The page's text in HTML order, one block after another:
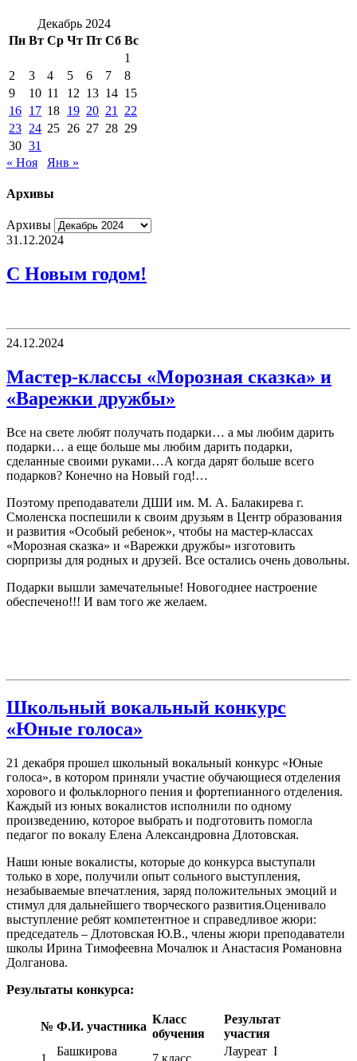
Декабрь 2024
Пн Вт Ср Чт Пт Сб Вс
1
2
3 4 5 6 7
8
9
10 11 12 13 14 15
16 17 18 19 20 21
22
23 24 25 26 27 28 29
30 31
« Ноя
Янв »
Архивы
Архивы
31.12.2024
С Новым годом!
24.12.2024
Мастер-классы «Морозная сказка» и
«Варежки дружбы»
Все на свете любят получать подарки… а мы любим дарить
подарки… а еще больше мы любим дарить подарки,
сделанные своими руками…А когда дарят больше всего
подарков? Конечно на Новый год!…
Поэтому преподаватели ДШИ им. М. А. Балакирева г.
Смоленска поспешили к своим друзьям в Центр образования
и развития «Особый ребенок», чтобы на мастер-классах
«Морозная сказка» и «Варежки дружбы» изготовить
сюрпризы для родных и друзей. Все остались очень довольны.
Подарки вышли замечательные! Новогоднее настроение
обеспечено!!! И вам того же желаем.
Школьный вокальный конкурс
«Юные голоса»
21 декабря прошел школьный вокальный конкурс «Юные
голоса», в котором приняли участие обучающиеся отделения
хорового и фольклорного пения и фортепианного отделения.
Каждый из юных вокалистов исполнили по одному
произведению, которое выбрать и подготовить помогла
педагог по вокалу Елена Александровна Длотовская.
Наши юные вокалисты, которые до конкурса выступали
только в хоре, получили опыт сольного выступления,
незабываемые впечатления, заряд положительных эмоций и
стимул для дальнейшего творческого развития.Оценивало
выступление ребят компетентное и справедливое жюри:
председатель – Длотовская Ю.В., члены жюри преподаватели
школы Ирина Тимофеевна Мочалюк и Анастасия Романовна
Долганова.
Результаты конкурса:
№ Ф.И. участника
Класс
обучения
Результат
участия
1
Башкирова
7 класс
Лауреат I